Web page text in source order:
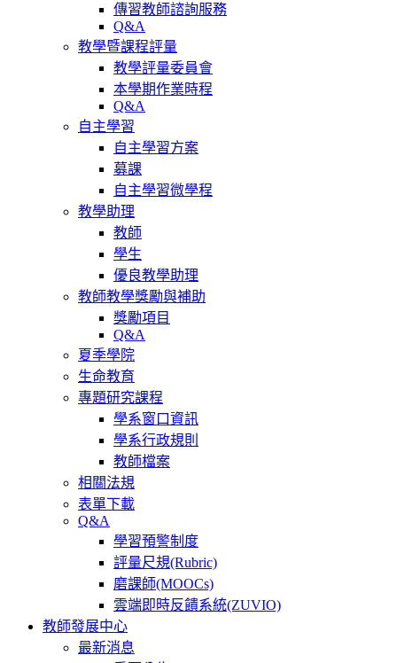
傳習教師諮詢服務
Q&A
教學暨課程評量
教學評量委員會
本學期作業時程
Q&A
自主學習
自主學習方案
募課
自主學習微學程
教學助理
教師
學生
優良教學助理
教師教學獎勵與補助
獎勵項目
Q&A
夏季學院
生命教育
專題研究課程
學系窗口資訊
學系行政規則
教師檔案
相關法規
表單下載
Q&A
學習預警制度
評量尺規(Rubric)
磨課師(MOOCs)
雲端即時反饋系統(ZUVIO)
教師發展中心
最新消息